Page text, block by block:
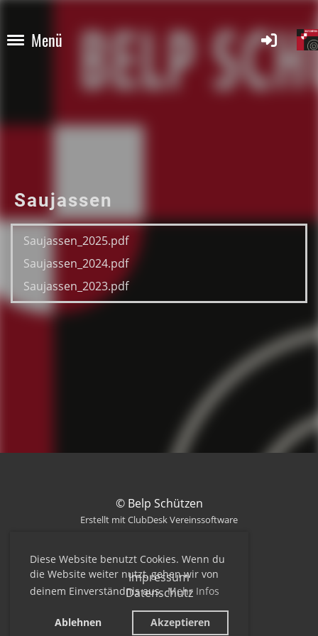
Diese Website benutzt Cookies. Wenn du
die Website weiter nutzt, gehen wir von
deinem Einverständnis aus.Mehr Infos
Ablehnen Akzeptieren
Menü
Saujassen
Saujassen_2025.pdf
Saujassen_2024.pdf
Saujassen_2023.pdf
© Belp Schützen
Erstellt mit ClubDesk Vereinssoftware
Impressum
Datenschutz